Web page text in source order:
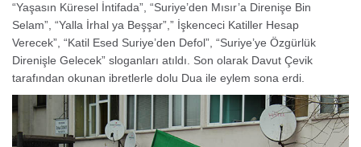
“Yaşasın Küresel İntifada”, “Suriye’den Mısır’a Direnişe Bin
Selam”, “Yalla İrhal ya Beşşar”,” İşkenceci Katiller Hesap
Verecek”, “Katil Esed Suriye’den Defol”, “Suriye’ye Özgürlük
Direnişle Gelecek” sloganları atıldı. Son olarak Davut Çevik
tarafından okunan ibretlerle dolu Dua ile eylem sona erdi.